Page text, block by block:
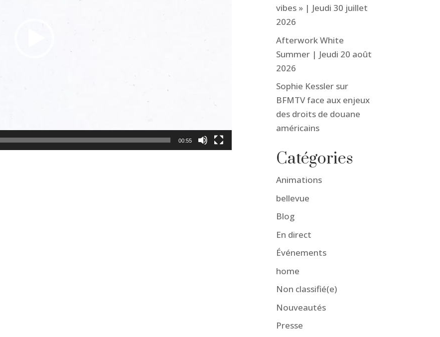
00:55
vibes » | Jeudi 30 juillet
2026
Afterwork White
Summer | Jeudi 20 août
2026
Sophie Kessler sur
BFMTV face aux enjeux
des droits de douane
américains
Catégories
Animations
bellevue
Blog
En direct
Événements
home
Non classifié(e)
Nouveautés
Presse